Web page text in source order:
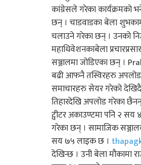
कांग्रेसले गरेका कार्यक्रमको
छन् । चाडवाडका बेला
चलाउने गरेका छन् । उनको
महाधिवेशनकाबेला
सञ्जालमा जोडिएका छन् ।
बढी आफनै तस्विरहरु अपलोड
समाचारहरु सेयर गरेको
तिहारदेखि अपलोड गरेका
ट्वीटर अकाउण्टमा पनि २
गरेका छन् । सामाजिक
सय ७५ लाइक छ ।
देखिन्छ । उनी बेला मौकामा